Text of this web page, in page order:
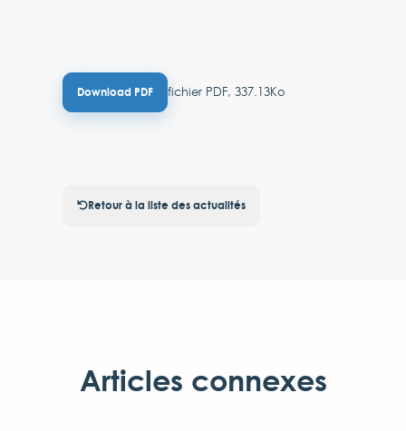
Download PDF fichier PDF, 337.13Ko
Retour à la liste des actualités
Articles connexes